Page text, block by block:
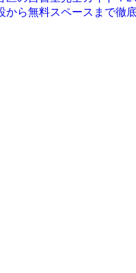
から無料スペースまで徹